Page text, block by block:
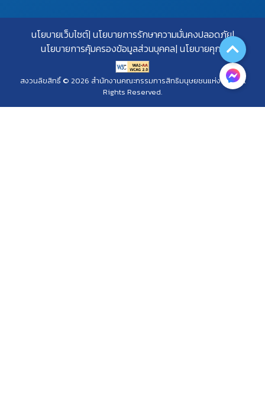
นโยบายเว็บไซต์ นโยบายการรักษาความมั่นคงปลอดภัย
นโยบายการคุ้มครองข้อมูลส่วนบุคคล นโยบายคุกกี้
สงวนลิขสิทธิ์ © 2026 สำนักงานคณะกรรมการสิทธิมนุษยชนแห่งชาติ. All
Rights Reserved.